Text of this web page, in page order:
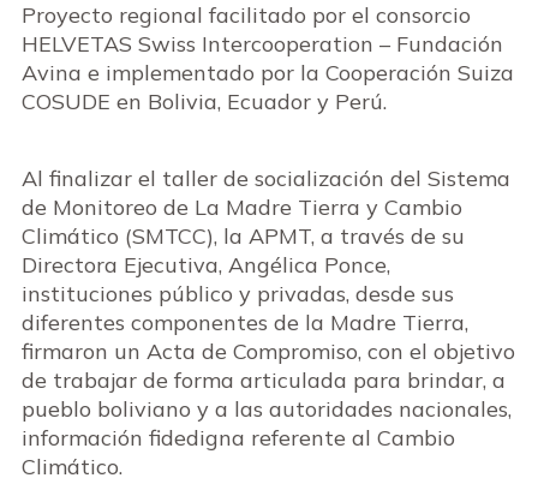
Proyecto regional facilitado por el consorcio
HELVETAS Swiss Intercooperation – Fundación
Avina e implementado por la Cooperación Suiza
COSUDE en Bolivia, Ecuador y Perú.
Al finalizar el taller de socialización del Sistema
de Monitoreo de La Madre Tierra y Cambio
Climático (SMTCC), la APMT, a través de su
Directora Ejecutiva, Angélica Ponce,
instituciones público y privadas, desde sus
diferentes componentes de la Madre Tierra,
firmaron un Acta de Compromiso, con el objetivo
de trabajar de forma articulada para brindar, a
pueblo boliviano y a las autoridades nacionales,
información fidedigna referente al Cambio
Climático.